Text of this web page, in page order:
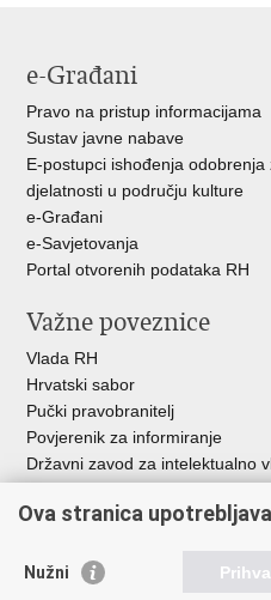
e-Građani
Pravo na pristup informacijama
Sustav javne nabave
E-postupci ishođenja
djelatnosti u području kulture
e-Građani
e-Savjetovanja
Portal otvorenih podataka RH
Važne poveznice
Vlada RH
Hrvatski sabor
Pučki pravobranitelj
Povjerenik za informiranje
Državni zavod za intelektualno
HAKOM
Ostale poveznice
Ova stranica
Nužni